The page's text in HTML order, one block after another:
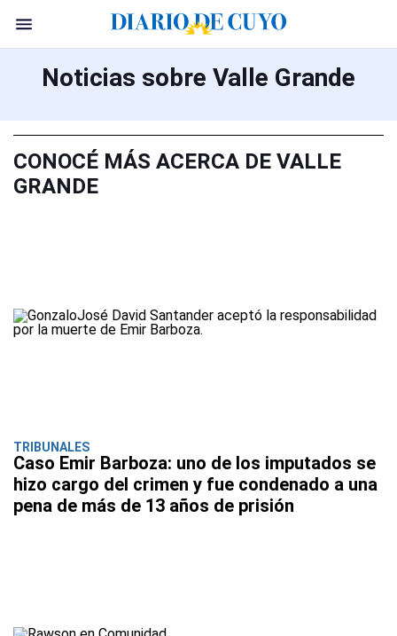
Noticias sobre Valle Grande
CONOCÉ MÁS ACERCA DE VALLE
GRANDE
TRIBUNALES
Caso Emir Barboza: uno de los imputados se
hizo cargo del crimen y fue condenado a una
pena de más de 13 años de prisión